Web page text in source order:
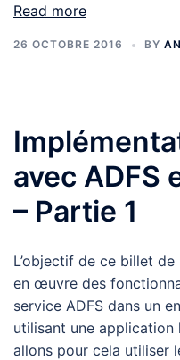
Read more
26 OCTOBRE 2016 BY
avec ADFS
– Partie 1
L’objectif de ce billet
en œuvre des
service ADFS dans un
utilisant une application
allons pour cela utiliser